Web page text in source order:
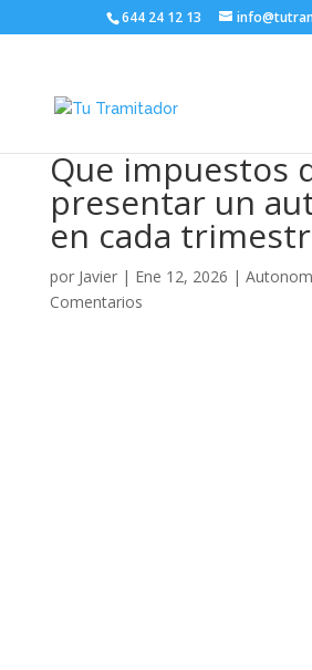
644 24 12 13
Que impuestos
presentar un
en cada
por Javier| Ene 12, 2026 |
Comentarios